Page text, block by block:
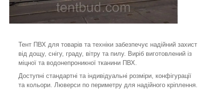
Тент ПВХ для товарів та техніки забезпечує надійний захист
від дощу, снігу, граду, вітру та пилу. Виріб виготовлений із
міцної та водонепроникної тканини ПВХ.
Доступні стандартні та індивідуальні розміри, конфігурації
та кольори. Люверси по периметру для надійного кріплення.